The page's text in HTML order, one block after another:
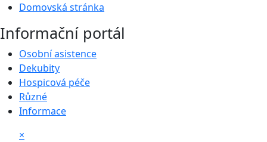
Domovská stránka
Informační portál
Osobní asistence
Dekubity
Hospicová péče
Různé
Informace
×